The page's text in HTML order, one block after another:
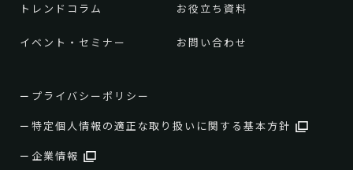
トレンドコラム
イベント・セミナー
お役立ち資料
お問い合わせ
プライバシーポリシー
特定個人情報の適正な取り扱いに関する基本方針
企業情報